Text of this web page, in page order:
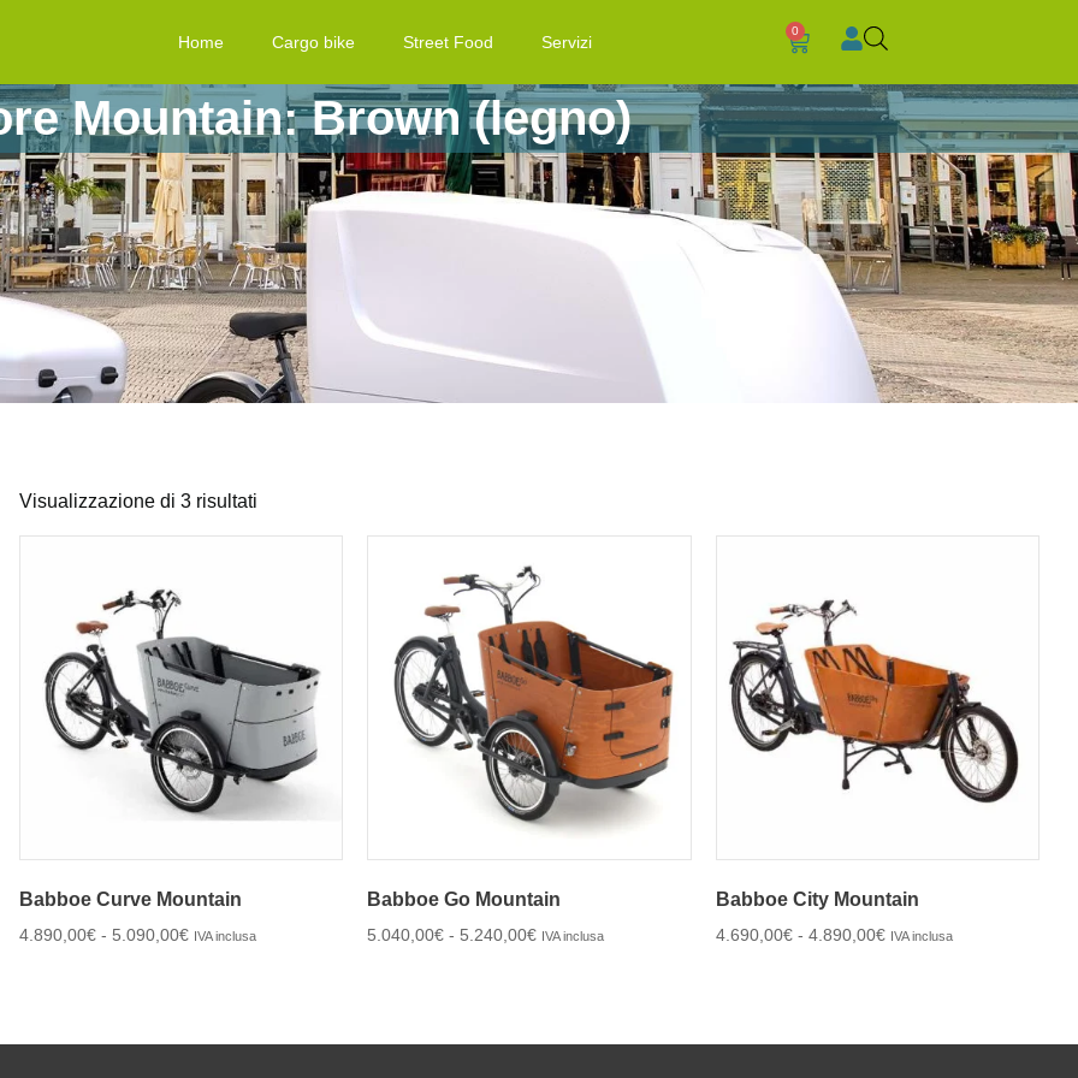
Home Cargo bike Street Food Servizi
0
Mountain: Brown (legno)
Visualizzazione di 3 risultati
Babboe Curve Mountain
4.890,00€ - 5.090,00€ IVA inclusa
Babboe Go Mountain
5.040,00€ - 5.240,00€ IVA inclusa
Babboe City Mountain
4.690,00€ - 4.890,00€ IVA inclusa